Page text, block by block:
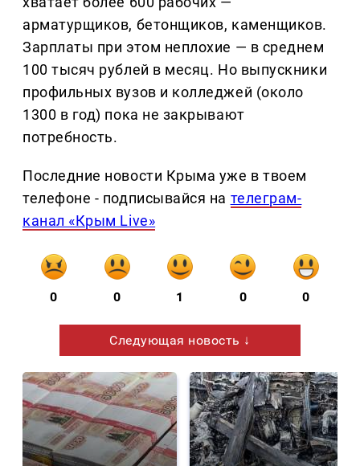
арматурщиков, бетонщиков, каменщиков.
Зарплаты при этом неплохие — в среднем
100 тысяч рублей в месяц. Но выпускники
профильных вузов и колледжей (около
1300 в год) пока не закрывают
потребность.
Последние новости Крыма уже в твоем
телефоне - подписывайся на телеграм-
канал «Крым Live»
0 0 1 0 0
Следующая новость ↓